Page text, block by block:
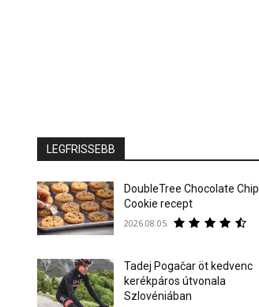
LEGFRISSEBB
DoubleTree Chocolate Chip
Cookie recept
2026.08.05.
Tadej Pogačar öt kedvenc
kerékpáros útvonala
Szlovéniában